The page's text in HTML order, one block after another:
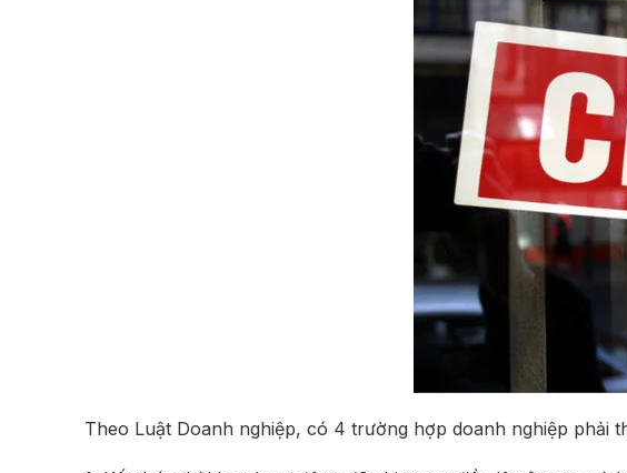
Theo Luật Doanh nghiệp, có 4 trường hợp doanh nghiệp phải